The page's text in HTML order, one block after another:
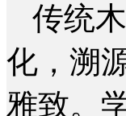
传统
化，溯
雅致。